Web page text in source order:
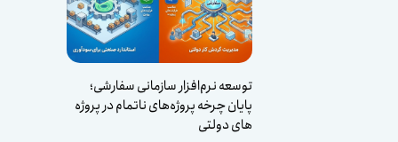
توسعه نرم‌افزار سازمانی سفارشی؛
پایان چرخه پروژه‌های ناتمام در پروژه
های دولتی